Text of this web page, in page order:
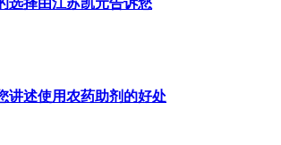
讲述使用农药助剂的好处